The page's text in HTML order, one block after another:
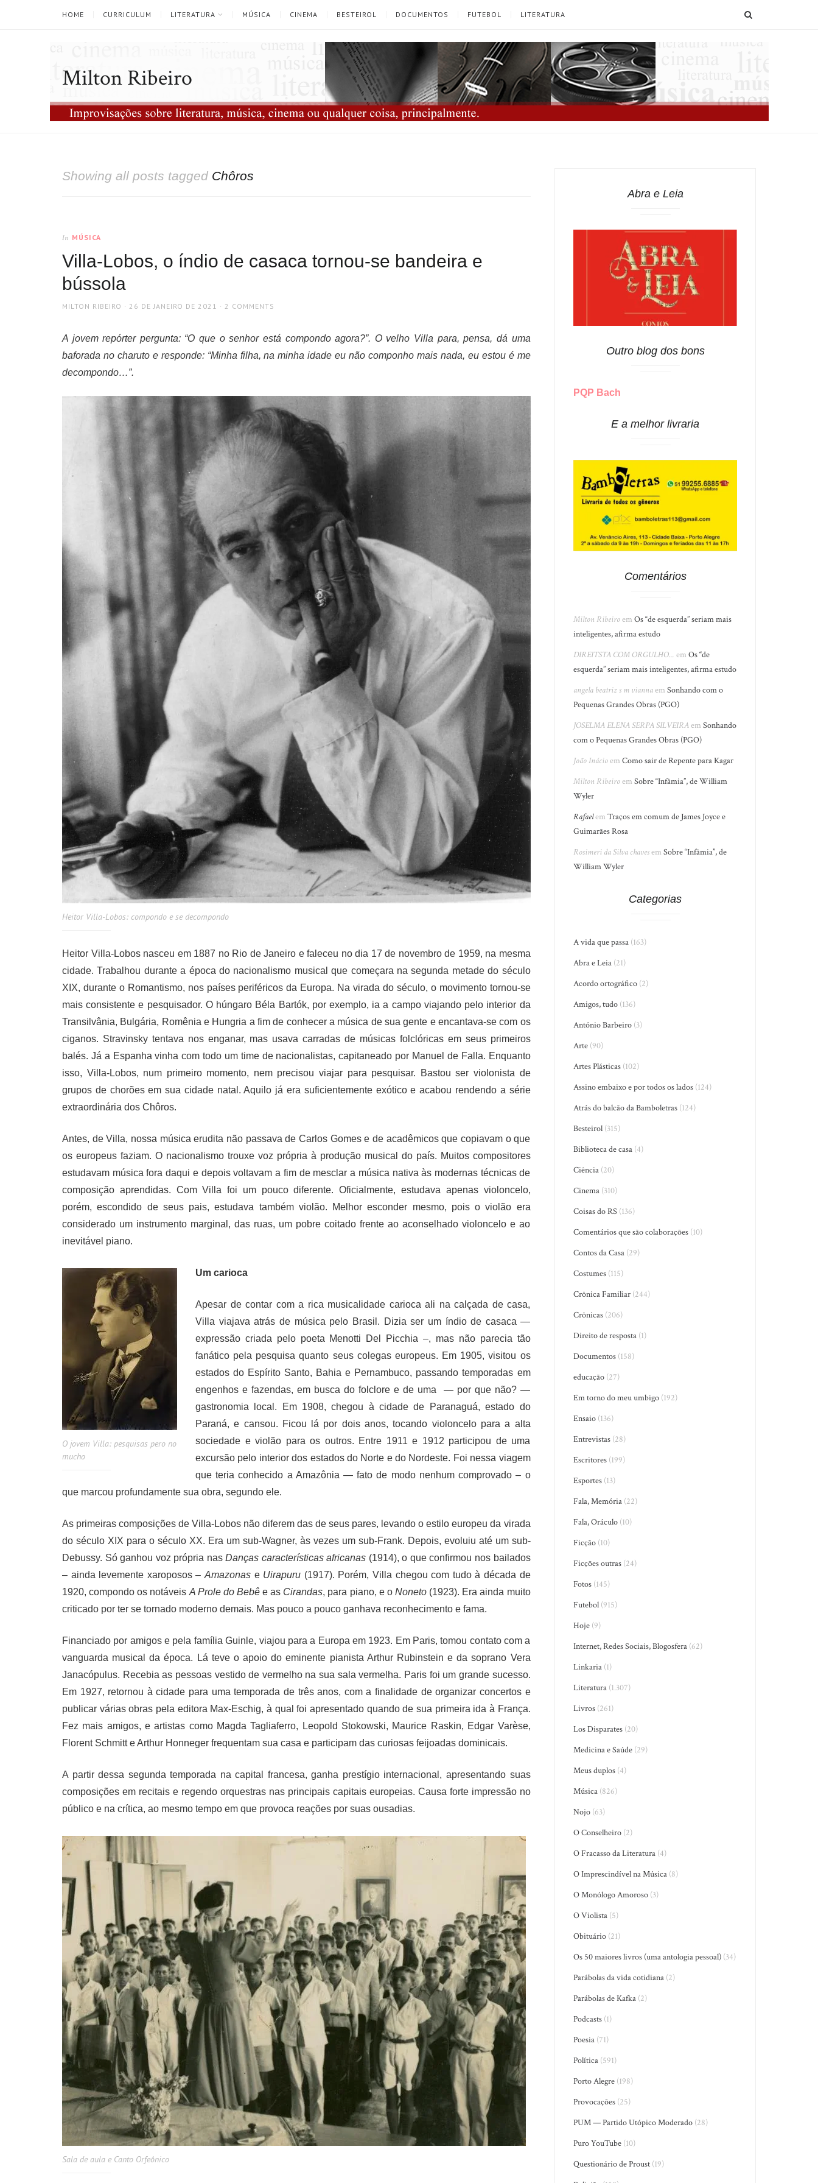
HOME CURRICULUM LITERATURA MÚSICA CINEMA BESTEIROL DOCUMENTOS FUTEBOL LITERATURA
Milton Ribeiro
Showing all posts tagged Chôros
In MÚSICA
Villa-Lobos, o índio de casaca tornou-se bandeira e
bússola
AUTHOR
MILTON RIBEIRO
POSTED
26 DE JANEIRO DE 2021 2 COMMENTS
A jovem repórter pergunta: “O que o senhor está compondo agora?”. O velho Villa para, pensa, dá uma
baforada no charuto e responde: “Minha filha, na minha idade eu não componho mais nada, eu estou é me
decompondo…”.
Heitor Villa-Lobos: compondo e se decompondo
Heitor Villa-Lobos nasceu em 1887 no Rio de Janeiro e faleceu no dia 17 de novembro de 1959, na mesma
cidade. Trabalhou durante a época do nacionalismo musical que começara na segunda metade do século
XIX, durante o Romantismo, nos países periféricos da Europa. Na virada do século, o movimento tornou-se
mais consistente e pesquisador. O húngaro Béla Bartók, por exemplo, ia a campo viajando pelo interior da
Transilvânia, Bulgária, Romênia e Hungria a fim de conhecer a música de sua gente e encantava-se com os
ciganos. Stravinsky tentava nos enganar, mas usava carradas de músicas folclóricas em seus primeiros
balés. Já a Espanha vinha com todo um time de nacionalistas, capitaneado por Manuel de Falla. Enquanto
isso, Villa-Lobos, num primeiro momento, nem precisou viajar para pesquisar. Bastou ser violonista de
grupos de chorões em sua cidade natal. Aquilo já era suficientemente exótico e acabou rendendo a série
extraordinária dos Chôros.
Antes, de Villa, nossa música erudita não passava de Carlos Gomes e de acadêmicos que copiavam o que
os europeus faziam. O nacionalismo trouxe voz própria à produção musical do país. Muitos compositores
estudavam música fora daqui e depois voltavam a fim de mesclar a música nativa às modernas técnicas de
composição aprendidas. Com Villa foi um pouco diferente. Oficialmente, estudava apenas violoncelo,
porém, escondido de seus pais, estudava também violão. Melhor esconder mesmo, pois o violão era
considerado um instrumento marginal, das ruas, um pobre coitado frente ao aconselhado violoncelo e ao
inevitável piano.
O jovem Villa: pesquisas pero no
mucho
Um carioca
Apesar de contar com a rica musicalidade carioca ali na calçada de casa,
Villa viajava atrás de música pelo Brasil. Dizia ser um índio de casaca —
expressão criada pelo poeta Menotti Del Picchia –, mas não parecia tão
fanático pela pesquisa quanto seus colegas europeus. Em 1905, visitou os
estados do Espírito Santo, Bahia e Pernambuco, passando temporadas em
engenhos e fazendas, em busca do folclore e de uma — por que não? —
gastronomia local. Em 1908, chegou à cidade de Paranaguá, estado do
Paraná, e cansou. Ficou lá por dois anos, tocando violoncelo para a alta
sociedade e violão para os outros. Entre 1911 e 1912 participou de uma
excursão pelo interior dos estados do Norte e do Nordeste. Foi nessa viagem
que teria conhecido a Amazônia — fato de modo nenhum comprovado – o
que marcou profundamente sua obra, segundo ele.
As primeiras composições de Villa-Lobos não diferem das de seus pares, levando o estilo europeu da virada
do século XIX para o século XX. Era um sub-Wagner, às vezes um sub-Frank. Depois, evoluiu até um sub-
Debussy. Só ganhou voz própria nasDanças características africanas (1914), o que confirmou nos bailados
– ainda levemente xaroposos – Amazonase Uirapuru (1917). Porém, Villa chegou com tudo à década de
1920, compondo os notáveis A Prole do Bebêe as Cirandas, para piano, e o Noneto (1923). Era ainda muito
criticado por ter se tornado moderno demais. Mas pouco a pouco ganhava reconhecimento e fama.
Financiado por amigos e pela família Guinle, viajou para a Europa em 1923. Em Paris, tomou contato com a
vanguarda musical da época. Lá teve o apoio do eminente pianista Arthur Rubinstein e da soprano Vera
Janacópulus. Recebia as pessoas vestido de vermelho na sua sala vermelha. Paris foi um grande sucesso.
Em 1927, retornou à cidade para uma temporada de três anos, com a finalidade de organizar concertos e
publicar várias obras pela editora Max-Eschig, à qual foi apresentado quando de sua primeira ida à França.
Fez mais amigos, e artistas como Magda Tagliaferro, Leopold Stokowski, Maurice Raskin, Edgar Varèse,
Florent Schmitt e Arthur Honneger frequentam sua casa e participam das curiosas feijoadas dominicais.
A partir dessa segunda temporada na capital francesa, ganha prestígio internacional, apresentando suas
composições em recitais e regendo orquestras nas principais capitais europeias. Causa forte impressão no
público e na crítica, ao mesmo tempo em que provoca reações por suas ousadias.
Sala de aula e Canto Orfeônico
Abra e Leia
Outro blog dos bons
PQP Bach
E a melhor livraria
Comentários
Milton RibeiroemOs “de esquerda” seriam mais
inteligentes, afirma estudo
DIREITSTA COM ORGULHO... emOs “de
esquerda” seriam mais inteligentes, afirma estudo
angela beatriz s m viannaemSonhando com o
Pequenas Grandes Obras (PGO)
JOSELMA ELENA SERPA SILVEIRAemSonhando
com o Pequenas Grandes Obras (PGO)
João InácioemComo sair de Repente para Kagar
Milton RibeiroemSobre “Infâmia”, de William
Wyler
RafaelemTraços em comum de James Joyce e
Guimarães Rosa
Rosimeri da Silva chavesemSobre “Infâmia”, de
William Wyler
Categorias
A vida que passa (163)
Abra e Leia (21)
Acordo ortográfico (2)
Amigos, tudo (136)
António Barbeiro (3)
Arte (90)
Artes Plásticas (102)
Assino embaixo e por todos os lados (124)
Atrás do balcão da Bamboletras (124)
Besteirol (315)
Biblioteca de casa (4)
Ciência (20)
Cinema (310)
Coisas do RS (136)
Comentários que são colaborações (10)
Contos da Casa (29)
Costumes (115)
Crônica Familiar (244)
Crônicas (206)
Direito de resposta (1)
Documentos (158)
educação (27)
Em torno do meu umbigo (192)
Ensaio (136)
Entrevistas (28)
Escritores (199)
Esportes (13)
Fala, Memória (22)
Fala, Oráculo (10)
Ficção (10)
Ficções outras (24)
Fotos (145)
Futebol (915)
Hoje (9)
Internet, Redes Sociais, Blogosfera (62)
Linkaria (1)
Literatura (1.307)
Livros (261)
Los Disparates (20)
Medicina e Saúde (29)
Meus duplos (4)
Música (826)
Nojo (63)
O Conselheiro (2)
O Fracasso da Literatura (4)
O Imprescindível na Música (8)
O Monólogo Amoroso (3)
O Violista (5)
Obituário (21)
Os 50 maiores livros (uma antologia pessoal) (34)
Parábolas da vida cotidiana (2)
Parábolas de Kafka (2)
Podcasts (1)
Poesia (71)
Política (591)
Porto Alegre (198)
Provocações (25)
PUM — Partido Utópico Moderado (28)
Puro YouTube (10)
Questionário de Proust (19)